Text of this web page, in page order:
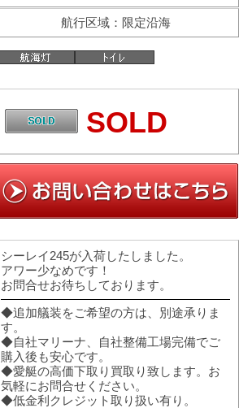
航行区域：限定沿海
SOLD
シーレイ245が入荷したしました。
アワー少なめです！
お問合せお待ちしております。
◆追加艤装をご希望の方は、別途承りま
す。
◆自社マリーナ、自社整備工場完備でご
購入後も安心です。
◆愛艇の高価下取り買取り致します。お
気軽にお問合せください。
◆低金利クレジット取り扱い有り。